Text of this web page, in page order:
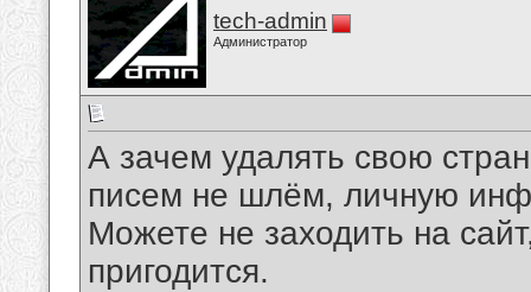
tech-admin
Администратор
А зачем удалять свою
писем не шлём, личную
Можете не заходить на
пригодится.